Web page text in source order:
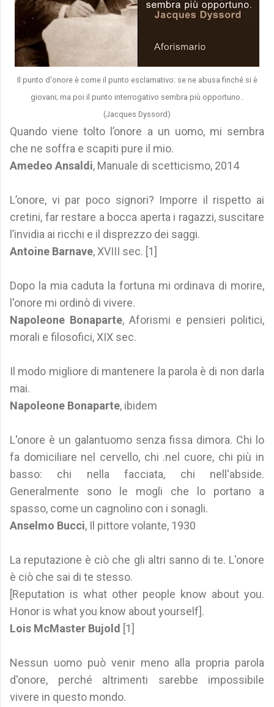
Il punto d'onore è come il punto esclamativo: se ne abusa finché si è
giovani; ma poi il punto interrogativo sembra più opportuno..
(Jacques Dyssord)
Quando viene tolto l’onore a un uomo, mi sembra
che ne soffra e scapiti pure il mio.
Amedeo Ansaldi, Manuale di scetticismo, 2014
L’onore, vi par poco signori? Imporre il rispetto ai
cretini, far restare a bocca aperta i ragazzi, suscitare
l’invidia ai ricchi e il disprezzo dei saggi.
Antoine Barnave, XVIII sec. [1]
Dopo la mia caduta la fortuna mi ordinava di morire,
l'onore mi ordinò di vivere.
Napoleone Bonaparte, Aforismi e pensieri politici,
morali e filosofici, XIX sec.
Il modo migliore di mantenere la parola è di non darla
mai.
Napoleone Bonaparte, ibidem
L'onore è un galantuomo senza fissa dimora. Chi lo
fa domiciliare nel cervello, chi .nel cuore, chi più in
basso: chi nella facciata, chi nell'abside.
Generalmente sono le mogli che lo portano a
spasso, come un cagnolino con i sonagli.
Anselmo Bucci, Il pittore volante, 1930
La reputazione è ciò che gli altri sanno di te. L'onore
è ciò che sai di te stesso.
[Reputation is what other people know about you.
Honor is what you know about yourself].
Lois McMaster Bujold [1]
Nessun uomo può venir meno alla propria parola
d'onore, perché altrimenti sarebbe impossibile
vivere in questo mondo.